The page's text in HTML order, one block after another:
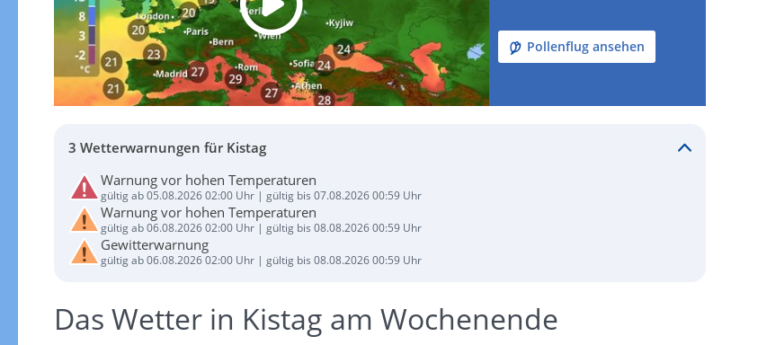
Pollenflug ansehen
3 Wetterwarnungen für Kistag
Warnung vor hohen Temperaturen
gültig ab 05.08.2026 02:00 Uhr | gültig bis 07.08.2026 00:59 Uhr
Warnung vor hohen Temperaturen
gültig ab 06.08.2026 02:00 Uhr | gültig bis 08.08.2026 00:59 Uhr
Gewitterwarnung
gültig ab 06.08.2026 02:00 Uhr | gültig bis 08.08.2026 00:59 Uhr
Das Wetter in Kistag am Wochenende